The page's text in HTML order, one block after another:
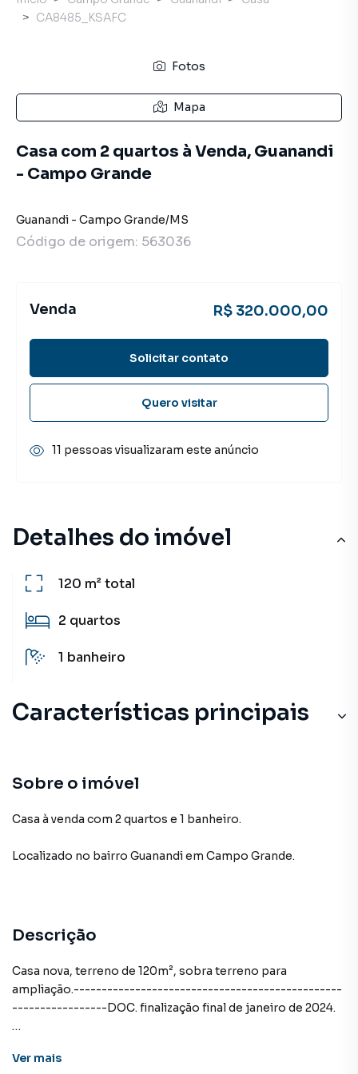
Detalhes do imóvel
120 m²total
2 quartos
1 banheiro
Características principais
Sobre o imóvel
Casa à venda com 2 quartos e 1 banheiro.
Localizado no bairro Guanandiem Campo Grande.
Descrição
Casa nova, terreno de 120m², sobra terreno para
ampliação.------------------------------------------------
-----------------DOC. finalização final de janeiro de 2024.
Casa para Venda em região valorizada do bairro Guanandi,
Ver mais
CA8485_KSAFC
Fotos
Mapa
Casa com 2 quartos à Venda, Guanandi
- Campo Grande
Guanandi - Campo Grande/MS
Código de origem: 563036
Venda R$ 320.000,00
Solicitar contato
Quero visitar
11 pessoas visualizaram este anúncio